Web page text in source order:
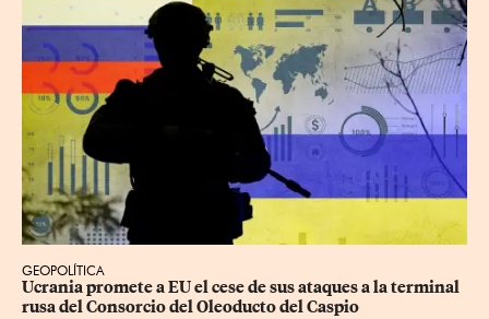
GEOPOLÍTICA
Ucrania promete a EU el cese de sus ataques a la terminal
rusa del Consorcio del Oleoducto del Caspio